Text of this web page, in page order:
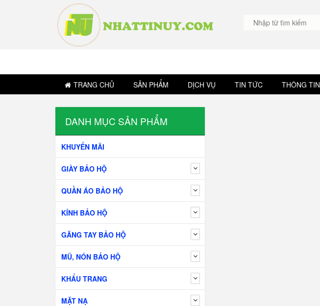
TRANG CHỦ SẢN PHẨM DỊCH VỤ TIN TỨC THÔNG TIN
DANH MỤC SẢN PHẨM
KHUYẾN MÃI
GIÀY BẢO HỘ
QUẦN ÁO BẢO HỘ
KÍNH BẢO HỘ
GĂNG TAY BẢO HỘ
MŨ, NÓN BẢO HỘ
KHẨU TRANG
MẶT NẠ